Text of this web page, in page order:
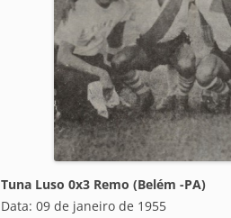
Tuna Luso 0x3 Remo (Belém -PA)
Data: 09 de janeiro de 1955